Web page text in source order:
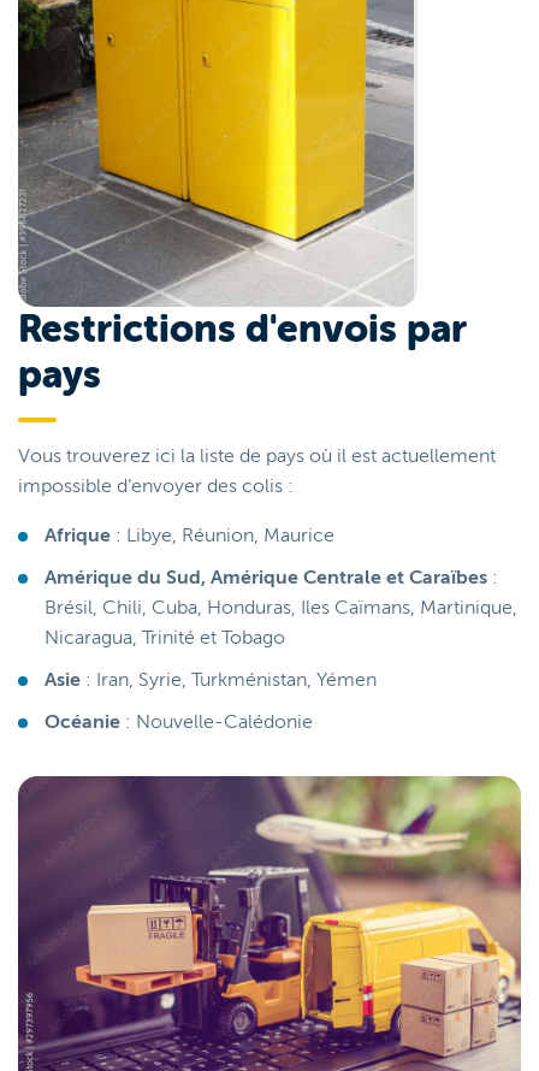
Restrictions d'envois par
pays
Vous trouverez ici la liste de pays où il est actuellement
impossible d’envoyer des colis :
Afrique : Libye, Réunion, Maurice
Amérique du Sud, Amérique Centrale et Caraïbes :
Brésil, Chili, Cuba, Honduras, Iles Caïmans, Martinique,
Nicaragua, Trinité et Tobago
Asie : Iran, Syrie, Turkménistan, Yémen
Océanie : Nouvelle-Calédonie